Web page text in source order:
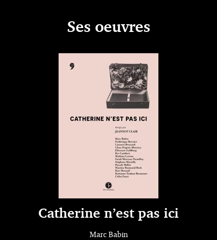
Ses oeuvres
Catherine n’est pas ici
Marc Babin